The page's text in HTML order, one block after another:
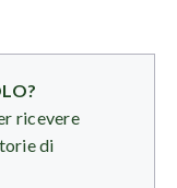
ricevere
di